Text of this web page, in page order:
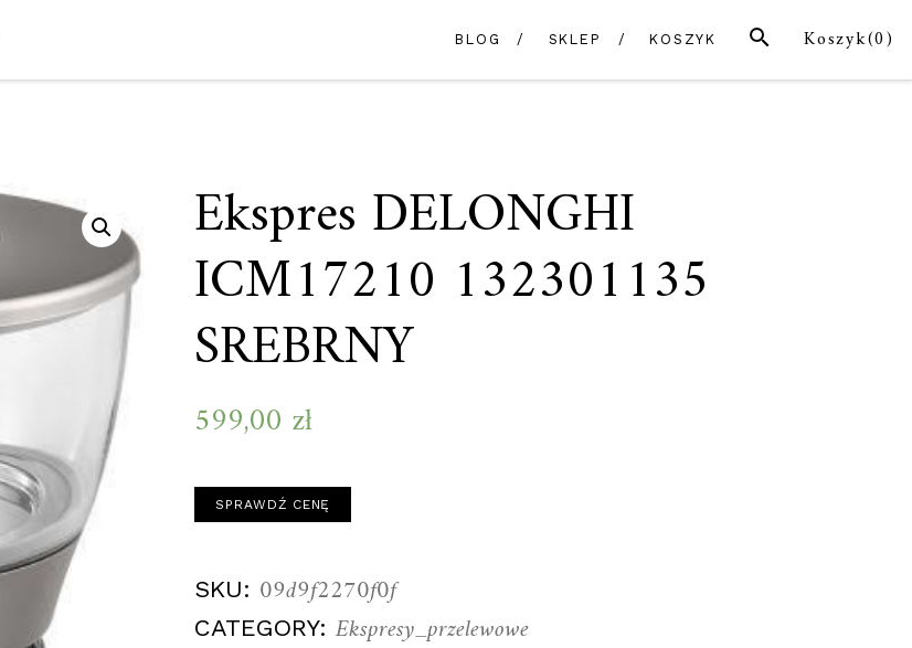
Koszyk(0)
SZUKAJ
BLOG SKLEP KOSZYK
Ekspres DELONGHI
ICM17210 132301135
SREBRNY
599,00 zł
SPRAWDŹ CENĘ
SKU: 09d9f2270f0f
CATEGORY:Ekspresy_przelewowe